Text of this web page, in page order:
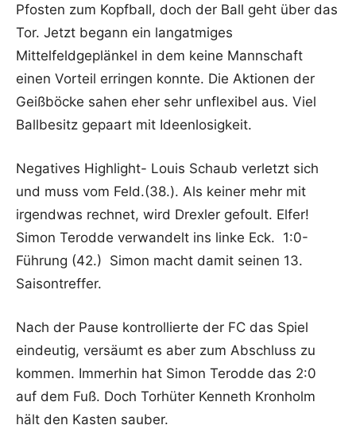
Pfosten zum Kopfball, doch der Ball geht über das
Tor. Jetzt begann ein langatmiges
Mittelfeldgeplänkel in dem keine Mannschaft
einen Vorteil erringen konnte. Die Aktionen der
Geißböcke sahen eher sehr unflexibel aus. Viel
Ballbesitz gepaart mit Ideenlosigkeit.
Negatives Highlight- Louis Schaub verletzt sich
und muss vom Feld.(38.). Als keiner mehr mit
irgendwas rechnet, wird Drexler gefoult. Elfer!
Simon Terodde verwandelt ins linke Eck. 1:0-
Führung (42.) Simon macht damit seinen 13.
Saisontreffer.
Nach der Pause kontrollierte der FC das Spiel
eindeutig, versäumt es aber zum Abschluss zu
kommen. Immerhin hat Simon Terodde das 2:0
auf dem Fuß. Doch Torhüter Kenneth Kronholm
hält den Kasten sauber.